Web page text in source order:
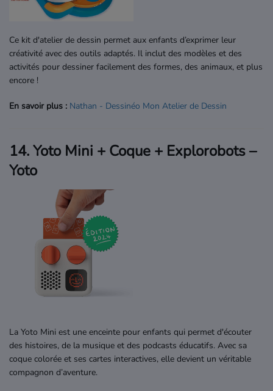
Ce kit d'atelier de dessin permet aux enfants d’exprimer leur
créativité avec des outils adaptés. Il inclut des modèles et des
activités pour dessiner facilement des formes, des animaux, et plus
encore !
En savoir plus : Nathan - Dessinéo Mon Atelier de Dessin
14. Yoto Mini + Coque + Explorobots –
Yoto
La Yoto Mini est une enceinte pour enfants qui permet d'écouter
des histoires, de la musique et des podcasts éducatifs. Avec sa
coque colorée et ses cartes interactives, elle devient un véritable
compagnon d’aventure.